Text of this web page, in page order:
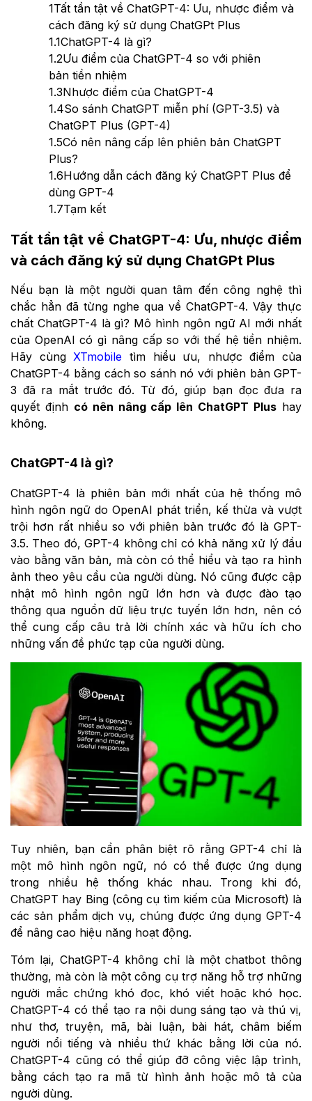
1Tất tần tật về ChatGPT-4: Ưu, nhược điểm và
cách đăng ký sử dụng ChatGPt Plus
1.1ChatGPT-4 là gì?
1.2Ưu điểm của ChatGPT-4 so với phiên
bản tiền nhiệm
1.3Nhược điểm của ChatGPT-4
1.4So sánh ChatGPT miễn phí (GPT-3.5) và
ChatGPT Plus (GPT-4)
1.5Có nên nâng cấp lên phiên bản ChatGPT
Plus?
1.6Hướng dẫn cách đăng ký ChatGPT Plus để
dùng GPT-4
1.7Tạm kết
Tất tần tật về ChatGPT-4: Ưu, nhược điểm
và cách đăng ký sử dụng ChatGPt Plus
Nếu bạn là một người quan tâm đến công nghệ thì
chắc hẳn đã từng nghe qua về ChatGPT-4. Vậy thực
chất ChatGPT-4 là gì? Mô hình ngôn ngữ AI mới nhất
của OpenAI có gì nâng cấp so với thế hệ tiền nhiệm.
Hãy cùng XTmobile tìm hiểu ưu, nhược điểm của
ChatGPT-4 bằng cách so sánh nó với phiên bản GPT-
3 đã ra mắt trước đó. Từ đó, giúp bạn đọc đưa ra
quyết định có nên nâng cấp lên ChatGPT Plus hay
không.
ChatGPT-4 là gì?
ChatGPT-4 là phiên bản mới nhất của hệ thống mô
hình ngôn ngữ do OpenAI phát triển, kế thừa và vượt
trội hơn rất nhiều so với phiên bản trước đó là GPT-
3.5. Theo đó, GPT-4 không chỉ có khả năng xử lý đầu
vào bằng văn bản, mà còn có thể hiểu và tạo ra hình
ảnh theo yêu cầu của người dùng. Nó cũng được cập
nhật mô hình ngôn ngữ lớn hơn và được đào tạo
thông qua nguồn dữ liệu trực tuyến lớn hơn, nên có
thể cung cấp câu trả lời chính xác và hữu ích cho
những vấn đề phức tạp của người dùng.
Tuy nhiên, bạn cần phân biệt rõ rằng GPT-4 chỉ là
một mô hình ngôn ngữ, nó có thể được ứng dụng
trong nhiều hệ thống khác nhau. Trong khi đó,
ChatGPT hay Bing (công cụ tìm kiếm của Microsoft) là
các sản phẩm dịch vụ, chúng được ứng dụng GPT-4
để nâng cao hiệu năng hoạt động.
Tóm lại, ChatGPT-4 không chỉ là một chatbot thông
thường, mà còn là một công cụ trợ năng hỗ trợ những
người mắc chứng khó đọc, khó viết hoặc khó học.
ChatGPT-4 có thể tạo ra nội dung sáng tạo và thú vị,
như thơ, truyện, mã, bài luận, bài hát, châm biếm
người nổi tiếng và nhiều thứ khác bằng lời của nó.
ChatGPT-4 cũng có thể giúp đỡ công việc lập trình,
bằng cách tạo ra mã từ hình ảnh hoặc mô tả của
người dùng.